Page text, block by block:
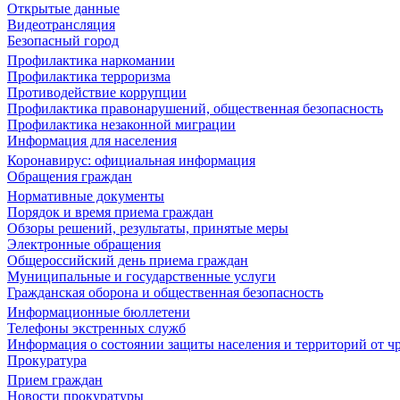
Открытые данные
Видеотрансляция
Безопасный город
Профилактика наркомании
Профилактика терроризма
Противодействие коррупции
Профилактика правонарушений, общественная безопасность
Профилактика незаконной миграции
Информация для населения
Коронавирус: официальная информация
Обращения граждан
Нормативные документы
Порядок и время приема граждан
Обзоры решений, результаты, принятые меры
Электронные обращения
Общероссийский день приема граждан
Муниципальные и государственные услуги
Гражданская оборона и общественная безопасность
Информационные бюллетени
Телефоны экстренных служб
Информация о состоянии защиты населения и территорий от
Прокуратура
Прием граждан
Новости прокуратуры